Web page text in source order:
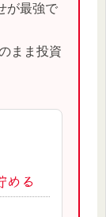
が最強で
まま投資
める